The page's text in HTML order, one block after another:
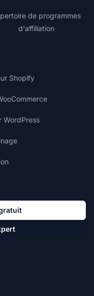
de programmes
d'affiliation
Shopify
WordPress